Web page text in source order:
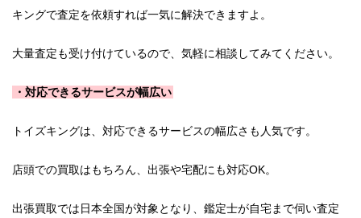
キングで査定を依頼すれば一気に解決できますよ。
大量査定も受け付けているので、気軽に相談してみてください。
・対応できるサービスが幅広い
トイズキングは、対応できるサービスの幅広さも人気です。
店頭での買取はもちろん、出張や宅配にも対応OK。
出張買取では日本全国が対象となり、鑑定士が自宅まで伺い査定